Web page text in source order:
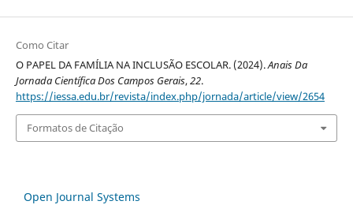
Como Citar
O PAPEL DA FAMÍLIA NA INCLUSÃO ESCOLAR. (2024).Anais Da
Jornada Científica Dos Campos Gerais,22.
https://iessa.edu.br/revista/index.php/jornada/article/view/2654
Formatos de Citação
Open Journal Systems